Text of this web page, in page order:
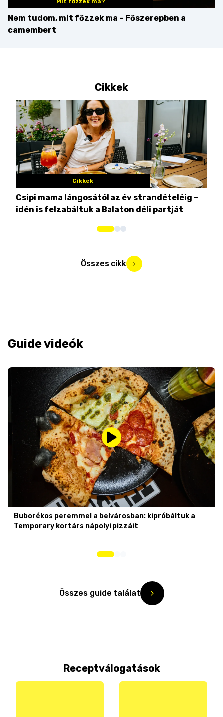
Nem tudom, mit főzzek ma – Főszerepben a
camembert
Cikkek
Cikkek
Csipi mama lángosától az év strandételéig –
idén is felzabáltuk a Balaton déli partját
Összes cikk
Guide videók
Buborékos peremmel a belvárosban: kipróbáltuk a
Temporary kortárs nápolyi pizzáit
Összes guide találat
Receptválogatások